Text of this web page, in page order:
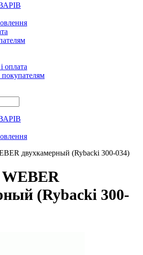
оплата
двухкамерный (Rybacki 300-034)
(Rybacki 300-